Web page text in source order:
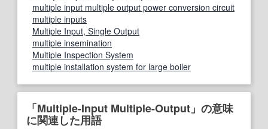
multiple input multiple output power conversion circuit
multiple inputs
Multiple Input, Single Output
multiple insemination
Multiple Inspection System
multiple installation system for large boiler
「Multiple-Input Multiple-Output」の意味
に関連した用語